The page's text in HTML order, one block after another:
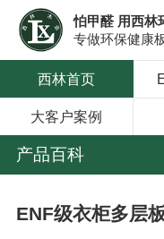
怕甲醛 用西林
专做环保健康
西林首页
大客户案例
产品百科
ENF级衣柜多层